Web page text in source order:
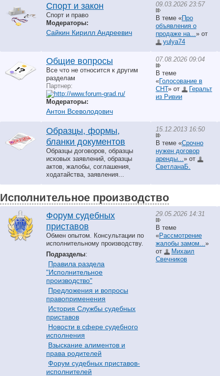
Спорт и закон
Спорт и право
Модераторы:
Сайкин Кирилл Андреевич
09.03.2026 23:57
В теме «Про
объявления о
продаже на...» от
yulya74
Общие вопросы
Все что не относится к другим
разделам
Партнер:
Модераторы:
Антон Всеволодович
07.08.2026 09:04
В теме
«Голосование в
СНТ» от
Геральт
из Ривии
Образцы, формы,
бланки документов
Образцы договоров, образцы
исковых заявлений, образцы
актов, жалобы, соглашения,
ходатайства, заявления...
15.12.2013 16:50
В теме «Срочно
нужен договор
аренды...» от
СветланаБ.
Исполнительное производство
Форум судебных
приставов
Обмен опытом. Консультации по
исполнительному производству.
Подразделы:
Правила раздела
"Исполнительное
производство"
Предложения и вопросы
правоприменения
История Службы судебных
приставов
Hовости в сфере судебного
исполнения
Взыскание алиментов и
права родителей
Форум судебных приставов-
исполнителей
29.05.2026 14:31
В теме
«Рассмотрение
жалобы замом...»
от
Михаил
Свечников